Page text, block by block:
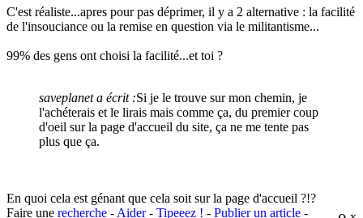
C'est réaliste...apres pour pas déprimer, il y a 2 alternative : la facilité
de l'insouciance ou la remise en question via le militantisme...
99% des gens ont choisi la facilité...et toi ?
saveplanet a écrit :Si je le trouve sur mon chemin, je
l'achéterais et le lirais mais comme ça, du premier coup
d'oeil sur la page d'accueil du site, ça ne me tente pas
plus que ça.
En quoi cela est génant que cela soit sur la page d'accueil ?!?
Faire une recherche - Aider- Tipeeez ! - Publier un article -